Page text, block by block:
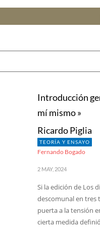
Introducción
mí mismo »
Ricardo Piglia
TEORÍA Y ENSAYO
Fernando Bogado
2 MAY, 2024
Si la edición de Los
descomunal en tres
puerta a la tensión
cierta medida